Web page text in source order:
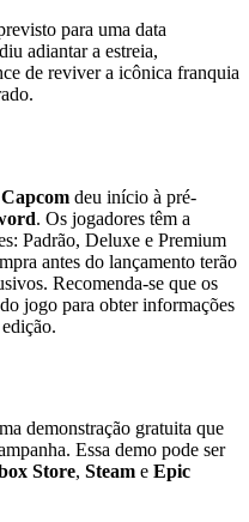
para uma data
adiantar a estreia,
de reviver a icônica franquia
Capcom deu início à pré-
. Os jogadores têm a
Padrão, Deluxe e Premium
antes do lançamento terão
Recomenda-se que os
jogo para obter informações
demonstração gratuita que
Essa demo pode ser
Store, Steam e Epic